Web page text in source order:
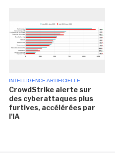
INTELLIGENCE ARTIFICIELLE
CrowdStrike alerte sur
des cyberattaques plus
furtives, accélérées par
l'IA